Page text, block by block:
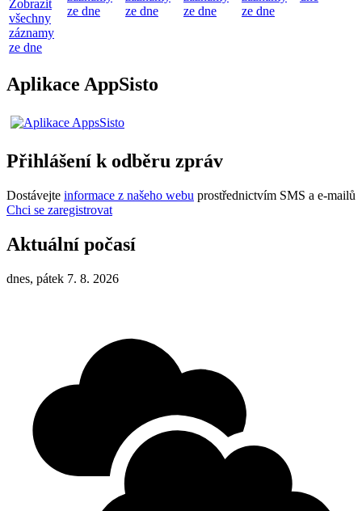
Zobrazit
všechny
záznamy
ze dne
ze dne
ze dne
ze dne
ze dne
Aplikace AppSisto
Přihlášení k odběru zpráv
Dostávejte informace z našeho webu prostřednictvím SMS a e-mailů
Chci se zaregistrovat
Aktuální počasí
dnes, pátek 7. 8. 2026